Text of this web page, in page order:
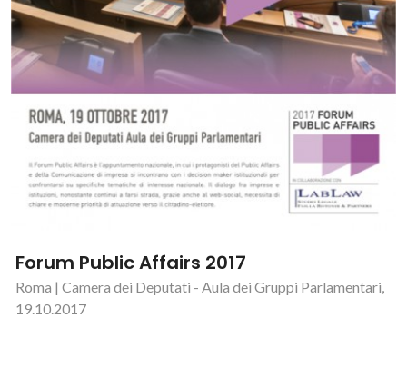
Forum Public Affairs 2017
Roma | Camera dei Deputati - Aula dei Gruppi Parlamentari,
19.10.2017